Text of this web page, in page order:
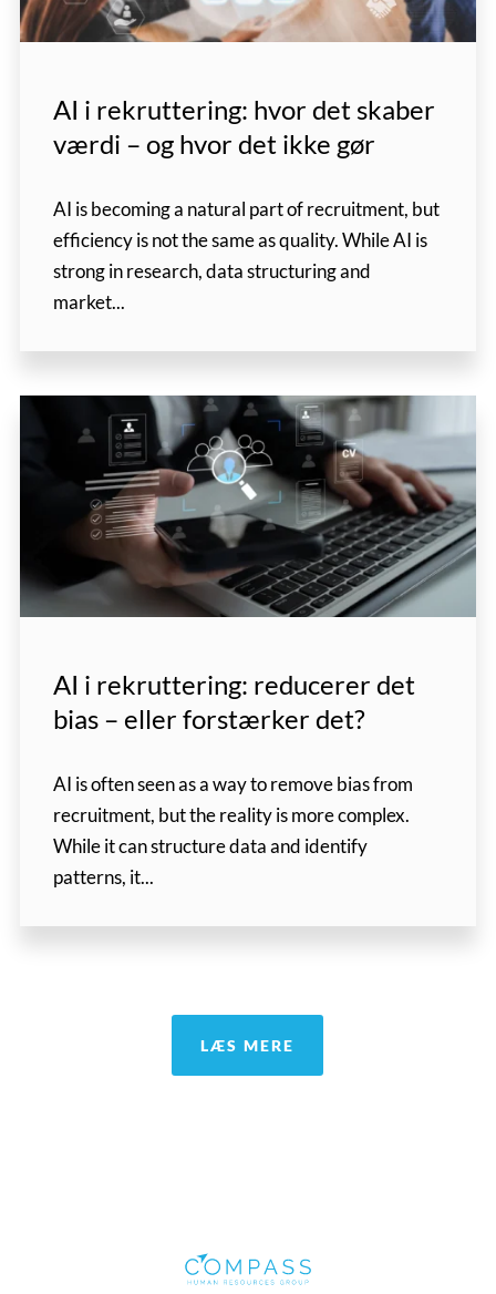
AI i rekruttering: hvor det skaber
værdi – og hvor det ikke gør
AI is becoming a natural part of recruitment, but
efficiency is not the same as quality. While AI is
strong in research, data structuring and
market...
AI i rekruttering: reducerer det
bias – eller forstærker det?
AI is often seen as a way to remove bias from
recruitment, but the reality is more complex.
While it can structure data and identify
patterns, it...
LÆS MERE